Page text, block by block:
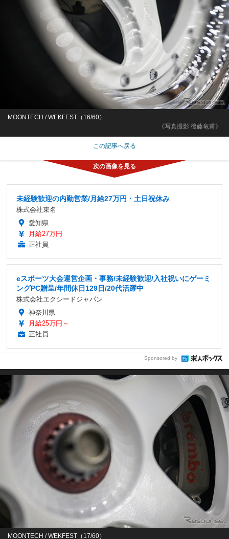
《写真撮影 後藤竜甫》
MOONTECH / WEKFEST（16/60）
この記事へ戻る
未経験歓迎の内勤営業/月給27万円・土日祝休み
株式会社東名
愛知県
月給27万円
正社員
eスポーツ大会運営企画・事務/未経験歓迎/入社祝いにゲーミ
ングPC贈呈/年間休日129日/20代活躍中
株式会社エクシードジャパン
神奈川県
月給25万円～
正社員
Sponsored by
MOONTECH / WEKFEST（17/60）